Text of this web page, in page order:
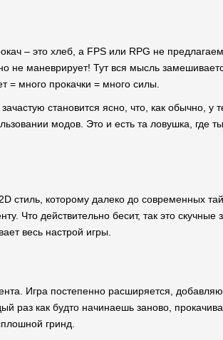
– это хлеб, а FPS или RPG не
не маневрирует! Тут вся мысль
= много прокачки = много силы.
становится ясно, что, как обычно, у
модов. Это и есть та ловушка, где
стиль, которому далеко до современных
действительно бесит, так это скучные
весь настрой игры.
Игра постепенно расширяется,
раз как будто начинаешь заново,
гринд.